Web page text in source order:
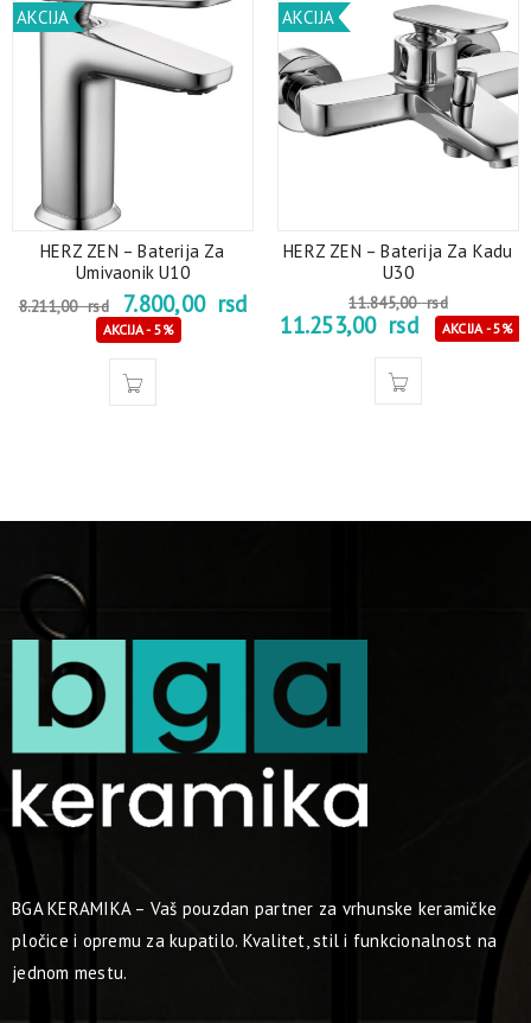
AKCIJA
HERZ ZEN – Baterija Za
Umivaonik U10
8.211,00rsd 7.800,00 rsd
AKCIJA - 5%
AKCIJA
HERZ ZEN – Baterija Za Kadu
U30
11.845,00rsd
11.253,00 rsd AKCIJA - 5%
BGA KERAMIKA – Vaš pouzdan partner za vrhunske keramičke
pločice i opremu za kupatilo. Kvalitet, stil i funkcionalnost na
jednom mestu.